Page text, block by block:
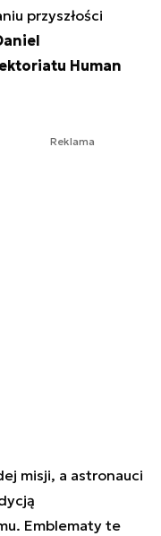
przyszłości
Human
Reklama
misji, a astronauci
Emblematy te